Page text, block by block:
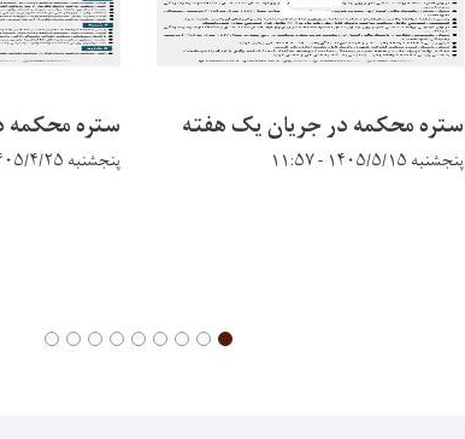
ستره محکمه در جریان يک هفته
پنجشنبه ۱۴۰۵/۵/۱۵ - ۱۱:۵۷
ستره محکمه
پنجشنبه ۱۴۰۵/۴/۲۵ - ۱۲:۸